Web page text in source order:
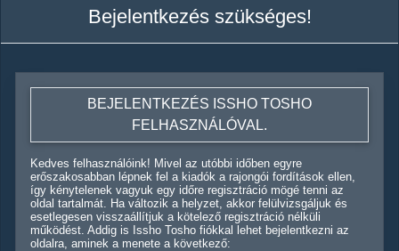
Bejelentkezés szükséges!
BEJELENTKEZÉS ISSHO TOSHO
FELHASZNÁLÓVAL.
Kedves felhasználóink! Mivel az utóbbi időben egyre
erőszakosabban lépnek fel a kiadók a rajongói fordítások ellen,
így kénytelenek vagyuk egy időre regisztráció mögé tenni az
oldal tartalmát. Ha változik a helyzet, akkor felülvizsgáljuk és
esetlegesen visszaállítjuk a kötelező regisztráció nélküli
működést. Addig is Issho Tosho fiókkal lehet bejelentkezni az
oldalra, aminek a menete a következő: